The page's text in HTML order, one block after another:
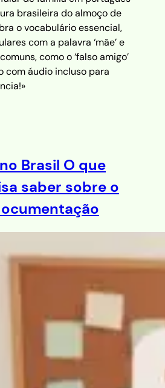
brasileira do almoço de
o vocabulário essencial,
com a palavra ‘mãe’ e
como o ‘falso amigo’
com áudio incluso para
Brasil O que
saber sobre o